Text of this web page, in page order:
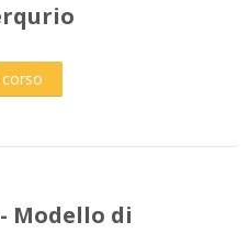
- Modello di